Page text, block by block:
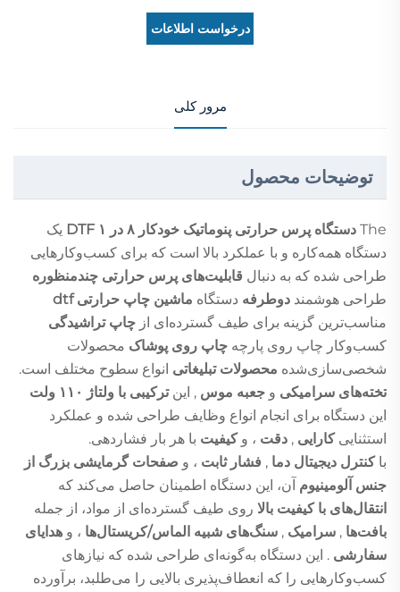
درخواست اطلاعات
مرور کلی
توضیحات محصول
The دستگاه پرس حرارتی پنوماتیک خودکار ۸ در ۱ DTF
یک
دستگاه همه‌کاره و با عملکرد بالا است که برای کسب‌وکارهایی
طراحی شده که به دنبال قابلیت‌های پرس حرارتی چندمنظوره
طراحی هوشمند دوطرفه دستگاه ماشین چاپ حرارتی dtf
مناسب‌ترین گزینه برای طیف گسترده‌ای از چاپ تراشیدگی
کسب‌وکار چاپ روی پارچه چاپ روی پوشاک محصولات
شخصی‌سازی‌شده محصولات تبلیغاتی انواع سطوح مختلف است.
تخته‌های سرامیکی و جعبه موس , اینترکیبی با ولتاژ ۱۱۰ ولت
این دستگاه برای انجام انواع وظایف طراحی شده و عملکرد
استثناییکارایی , دقت ، وکیفیت با هر بار فشاردهی.
باکنترل دیجیتال دما , فشار ثابت ، و صفحات گرمایشی بزرگ از
جنس آلومینیوم آن، این دستگاه اطمینان حاصل می‌کند که
انتقال‌های با کیفیت بالا روی طیف گسترده‌ای از مواد، از جمله
بافت‌ها , سرامیک , سنگ‌های شبیه الماس/کریستال‌ها ، و هدایای
سفارشی . این دستگاه به‌گونه‌ای طراحی شده که نیازهای
کسب‌وکارهایی را که انعطاف‌پذیری بالایی را می‌طلبد، برآورده